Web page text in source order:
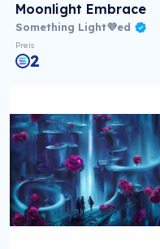
Moonlight Embrace
Something Light💜ed
Preis
2